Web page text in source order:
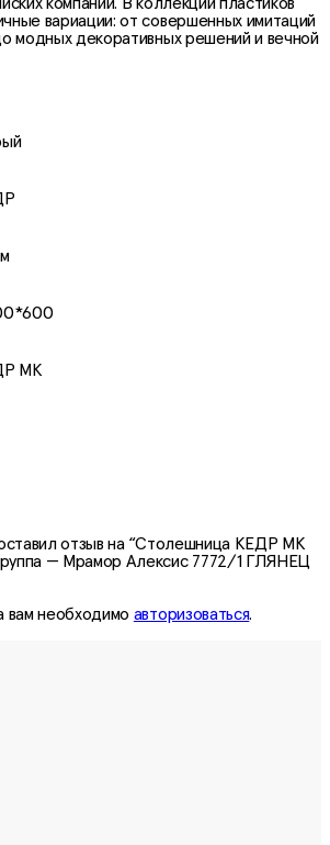
вариации: от совершенных имитаций
модных декоративных решений и вечной
МК
отзыв на “Столешница КЕДР МК
— Мрамор Алексис 7772/1 ГЛЯНЕЦ
вам необходимо авторизоваться.